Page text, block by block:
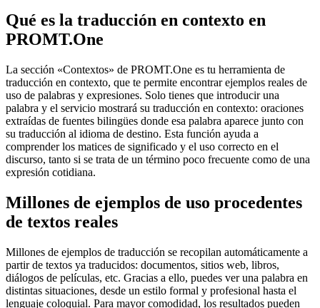
Qué es la traducción en contexto en
PROMT.One
La sección «Contextos» de PROMT.One es tu herramienta de
traducción en contexto, que te permite encontrar ejemplos reales de
uso de palabras y expresiones. Solo tienes que introducir una
palabra y el servicio mostrará su traducción en contexto: oraciones
extraídas de fuentes bilingües donde esa palabra aparece junto con
su traducción al idioma de destino. Esta función ayuda a
comprender los matices de significado y el uso correcto en el
discurso, tanto si se trata de un término poco frecuente como de una
expresión cotidiana.
Millones de ejemplos de uso procedentes
de textos reales
Millones de ejemplos de traducción se recopilan automáticamente a
partir de textos ya traducidos: documentos, sitios web, libros,
diálogos de películas, etc. Gracias a ello, puedes ver una palabra en
distintas situaciones, desde un estilo formal y profesional hasta el
lenguaje coloquial. Para mayor comodidad, los resultados pueden